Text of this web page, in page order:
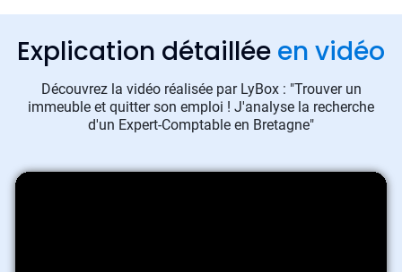
Explication détaillée en vidéo
Découvrez la vidéo réalisée par LyBox : "Trouver un
immeuble et quitter son emploi ! J'analyse la recherche
d'un Expert-Comptable en Bretagne"